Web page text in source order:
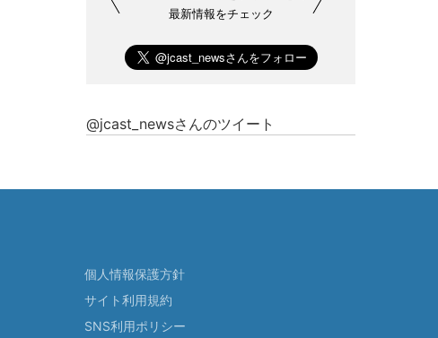
最新情報をチェック
@jcast_newsさんのツイート
個人情報保護方針
サイト利用規約
SNS利用ポリシー